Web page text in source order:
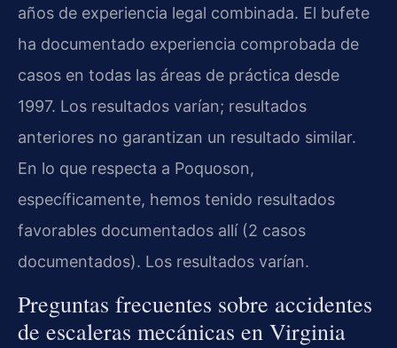
años de experiencia legal combinada. El bufete
ha documentado experiencia comprobada de
casos en todas las áreas de práctica desde
1997. Los resultados varían; resultados
anteriores no garantizan un resultado similar.
En lo que respecta a Poquoson,
específicamente, hemos tenido resultados
favorables documentados allí (2 casos
documentados). Los resultados varían.
Preguntas frecuentes sobre accidentes
de escaleras mecánicas en Virginia